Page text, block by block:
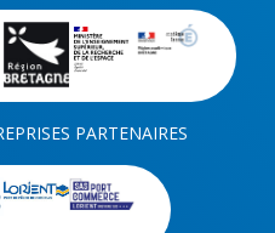
PARTENAIRES